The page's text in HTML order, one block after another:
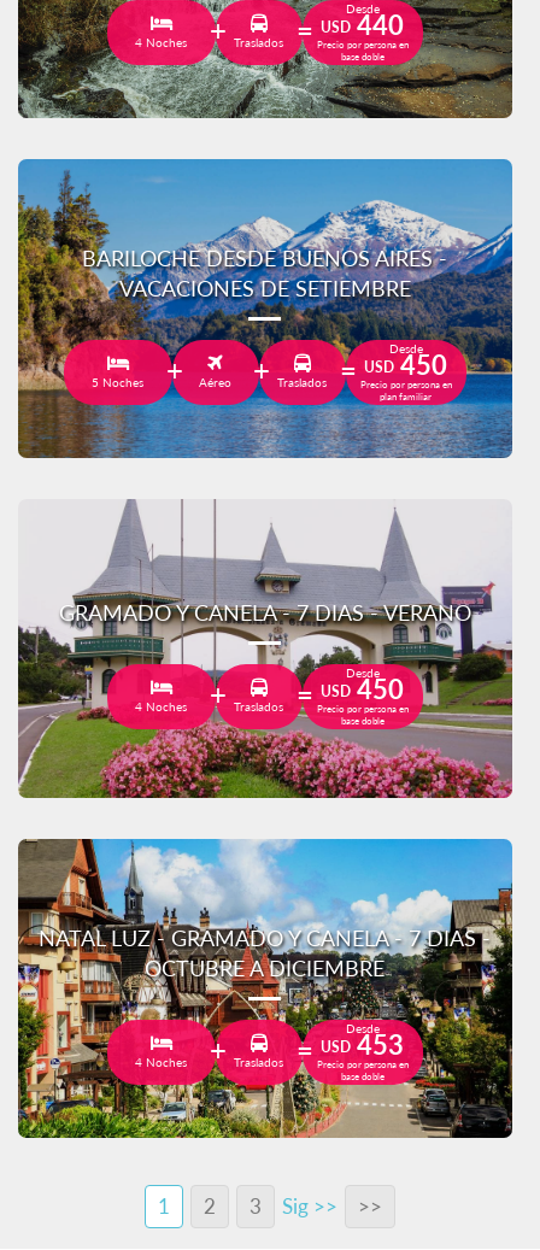
4 Noches Traslados
Desde
USD 440
Precio por persona en
base doble
BARILOCHE DESDE BUENOS AIRES -
VACACIONES DE SETIEMBRE
5 Noches Aéreo Traslados
Desde
USD 450
Precio por persona en
plan familiar
GRAMADO Y CANELA - 7 DIAS - VERANO
4 Noches Traslados
Desde
USD 450
Precio por persona en
base doble
NATAL LUZ - GRAMADO Y CANELA - 7 DIAS -
OCTUBRE A DICIEMBRE
4 Noches Traslados
Desde
USD 453
Precio por persona en
base doble
1 2 3 Sig >> >>